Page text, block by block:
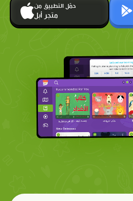
حمّل التطبيق من
متجر أبل